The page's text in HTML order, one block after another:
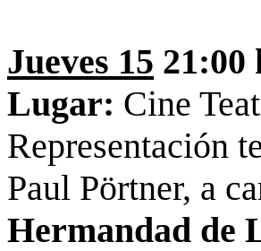
Jueves 15 21:00
Lugar: Cine
Representación
Paul Pörtner, a
Hermandad de